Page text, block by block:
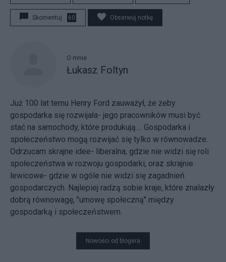
Skomentuj 60 Obserwuj notkę
O mnie
Łukasz Foltyn
Już 100 lat temu Henry Ford zauważył, że żeby
gospodarka się rozwijała- jego pracowników musi być
stać na samochody, które produkują.... Gospodarka i
społeczeństwo mogą rozwijać się tylko w równowadze.
Odrzucam skrajne idee- liberalna, gdzie nie widzi się roli
społeczeństwa w rozwoju gospodarki, oraz skrajnie
lewicowe- gdzie w ogóle nie widzi się zagadnień
gospodarczych. Najlepiej radzą sobie kraje, które znalazły
dobrą równowagę, "umowę społeczną" między
gospodarką i społeczeństwem.
Nowości od blogera